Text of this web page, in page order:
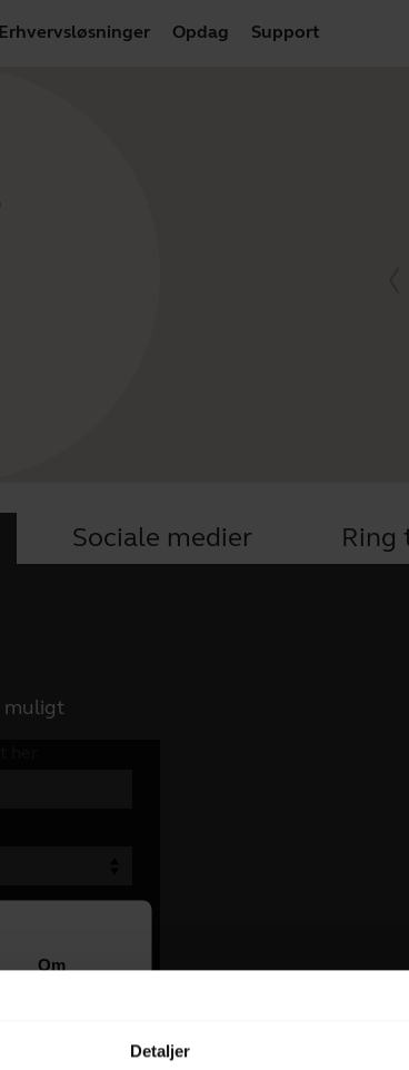
Detaljer
Erhvervsløsninger Opdag Support
Sociale medier Ring
muligt